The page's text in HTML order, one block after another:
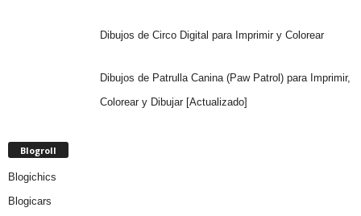
Dibujos de Circo Digital para Imprimir y Colorear
Dibujos de Patrulla Canina (Paw Patrol) para Imprimir,
Colorear y Dibujar [Actualizado]
Blogroll
Blogichics
Blogicars